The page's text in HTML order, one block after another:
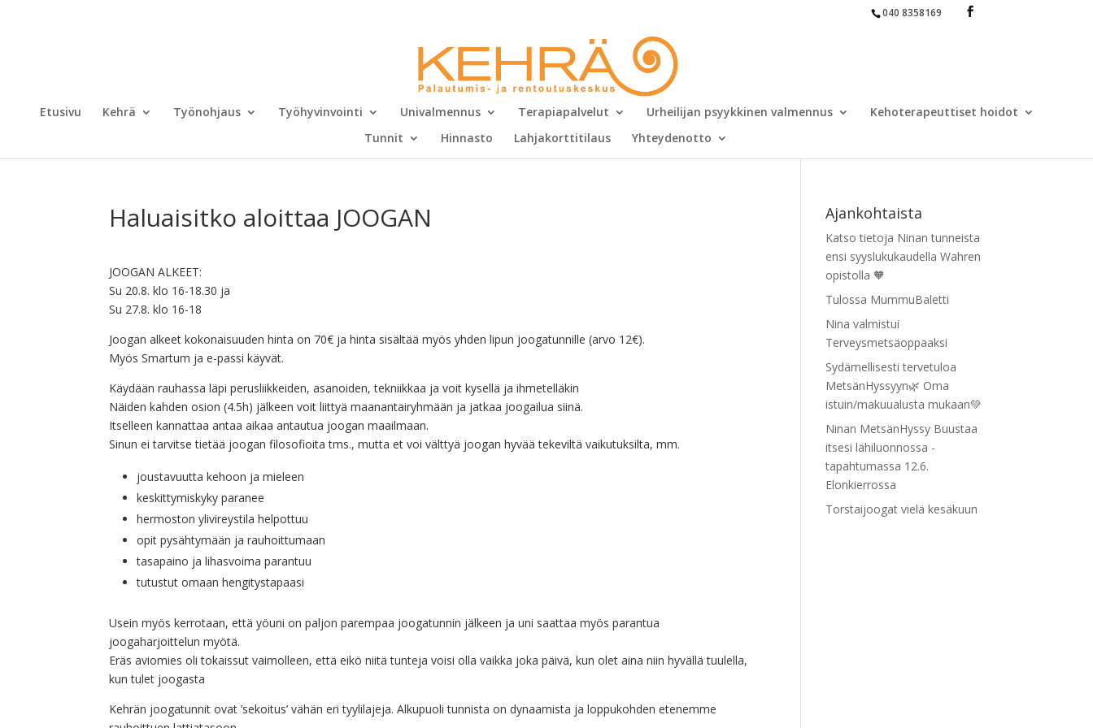
040 8358169
Etusivu Kehrä Työnohjaus Työhyvinvointi Univalmennus Terapiapalvelut Urheilijan psyykkinen valmennus
Kehoterapeuttiset hoidot
Tunnit
Hinnasto Lahjakorttitilaus Yhteydenotto
Haluaisitko aloittaa JOOGAN
JOOGAN ALKEET:
Su 20.8. klo 16-18.30 ja
Su 27.8. klo 16-18
Joogan alkeet kokonaisuuden hinta on 70€ ja hinta sisältää myös yhden lipun joogatunnille (arvo 12€).
Myös Smartum ja e-passi käyvät.
Käydään rauhassa läpi perusliikkeiden, asanoiden, tekniikkaa ja voit kysellä ja ihmetelläkin
Näiden kahden osion (4.5h) jälkeen voit liittyä maanantairyhmään ja jatkaa joogailua siinä.
Itselleen kannattaa antaa aikaa antautua joogan maailmaan.
Sinun ei tarvitse tietää joogan filosofioita tms., mutta et voi välttyä joogan hyvää tekeviltä vaikutuksilta, mm.
joustavuutta kehoon ja mieleen
keskittymiskyky paranee
hermoston ylivireystila helpottuu
opit pysähtymään ja rauhoittumaan
tasapaino ja lihasvoima parantuu
tutustut omaan hengitystapaasi
Usein myös kerrotaan, että yöuni on paljon parempaa joogatunnin jälkeen ja uni saattaa myös parantua
joogaharjoittelun myötä.
Eräs aviomies oli tokaissut vaimolleen, että eikö niitä tunteja voisi olla vaikka joka päivä, kun olet aina niin hyvällä tuulella,
kun tulet joogasta
Kehrän joogatunnit ovat ’sekoitus’ vähän eri tyylilajeja. Alkupuoli tunnista on dynaamista ja loppukohden etenemme
Ajankohtaista
Katso tietoja Ninan tunneista
ensi syyslukukaudella Wahren
opistolla 🧡
Tulossa MummuBaletti
Nina valmistui
Terveysmetsäoppaaksi
Sydämellisesti tervetuloa
MetsänHyssyyn🌿 Oma
istuin/makuualusta mukaan💚
Ninan MetsänHyssy Buustaa
itsesi lähiluonnossa -
tapahtumassa 12.6.
Elonkierrossa
Torstaijoogat vielä kesäkuun